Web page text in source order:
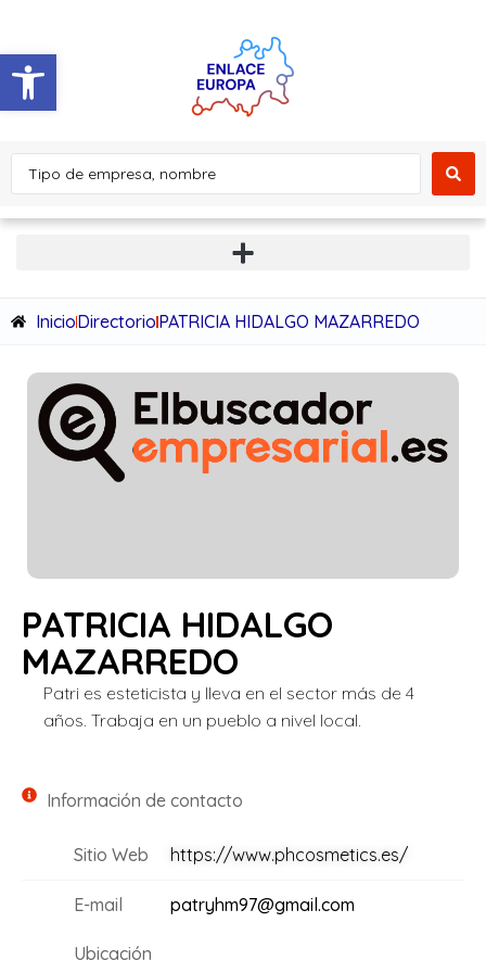
Abrir barra de herramientas
InicioDirectorioPATRICIA HIDALGO MAZARREDO
PATRICIA HIDALGO
MAZARREDO
Patri es esteticista y lleva en el sector más de 4
años. Trabaja en un pueblo a nivel local.
Información de contacto
Sitio Web https://www.phcosmetics.es/
E-mail patryhm97@gmail.com
Ubicación